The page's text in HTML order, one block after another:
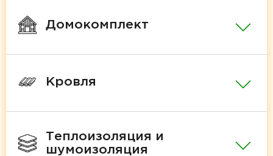
Домокомплект
Кровля
Теплоизоляция и
шумоизоляция